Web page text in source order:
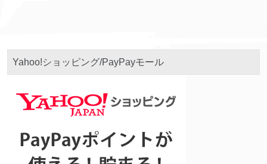
Yahoo!ショッピング/PayPayモール